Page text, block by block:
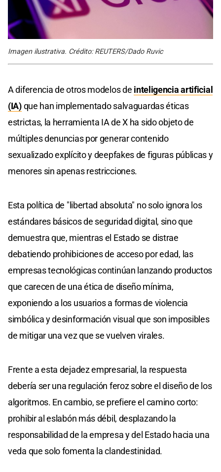
Imagen ilustrativa. Crédito: REUTERS/Dado Ruvic
A diferencia de otros modelos de inteligencia artificial
(IA)que han implementado salvaguardas éticas
estrictas, la herramienta IA de X ha sido objeto de
múltiples denuncias por generar contenido
sexualizado explícito y deepfakes de figuras públicas y
menores sin apenas restricciones.
Esta política de "libertad absoluta" no solo ignora los
estándares básicos de seguridad digital, sino que
demuestra que, mientras el Estado se distrae
debatiendo prohibiciones de acceso por edad, las
empresas tecnológicas continúan lanzando productos
que carecen de una ética de diseño mínima,
exponiendo a los usuarios a formas de violencia
simbólica y desinformación visual que son imposibles
de mitigar una vez que se vuelven virales.
Frente a esta dejadez empresarial, la respuesta
debería ser una regulación feroz sobre el diseño de los
algoritmos. En cambio, se prefiere el camino corto:
prohibir al eslabón más débil, desplazando la
responsabilidad de la empresa y del Estado hacia una
veda que solo fomenta la clandestinidad.